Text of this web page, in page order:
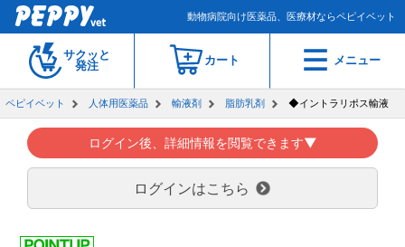
動物病院向け医薬品、医療材ならペピイベット
サクッと
発注
カート メニュー
ペピイベット 人体用医薬品 輸液剤 脂肪乳剤 ◆イントラリポス輸液
ログイン後、詳細情報を閲覧できます▼
ログインはこちら